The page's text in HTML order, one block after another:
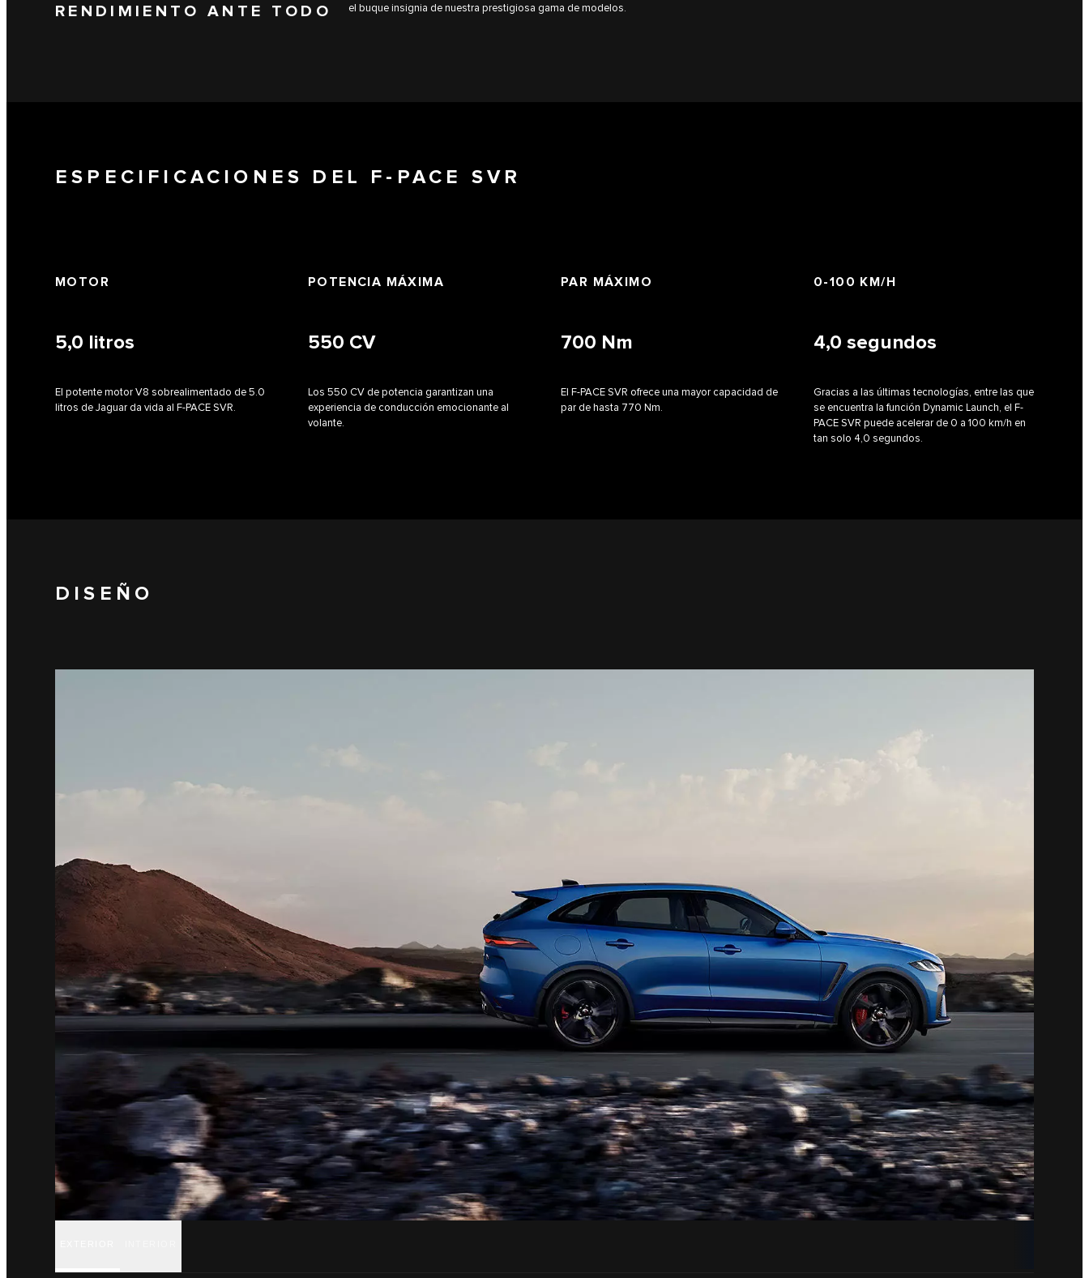
RENDIMIENTO ANTE TODO
el buque insignia de nuestra prestigiosa gama de modelos.
ESPECIFICACIONES DEL F-PACE SVR
MOTOR
5,0 litros
El potente motor V8 sobrealimentado de 5.0
litros de Jaguar da vida al F-PACE SVR.
POTENCIA MÁXIMA
550 CV
Los 550 CV de potencia garantizan una
experiencia de conducción emocionante al
volante.
PAR MÁXIMO
700 Nm
El F-PACE SVR ofrece una mayor capacidad de
par de hasta 770 Nm.
0-100 KM/H
4,0 segundos
Gracias a las últimas tecnologías, entre las que
se encuentra la función Dynamic Launch, el F-
PACE SVR puede acelerar de 0 a 100 km/h en
tan solo 4,0 segundos.
DISEÑO